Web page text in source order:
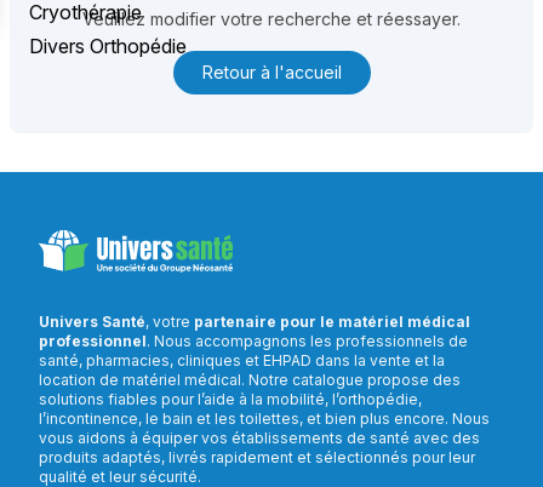
Cryothérapie
Divers Orthopédie
Veuillez modifier votre recherche et réessayer.
Retour à l'accueil
Univers Santé, votre partenaire pour le matériel médical
professionnel. Nous accompagnons les professionnels de
santé, pharmacies, cliniques et EHPAD dans la vente et la
location de matériel médical. Notre catalogue propose des
solutions fiables pour l’aide à la mobilité, l’orthopédie,
l’incontinence, le bain et les toilettes, et bien plus encore. Nous
vous aidons à équiper vos établissements de santé avec des
produits adaptés, livrés rapidement et sélectionnés pour leur
qualité et leur sécurité.